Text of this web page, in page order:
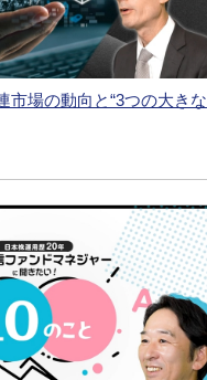
市場の動向と“3つの大きな